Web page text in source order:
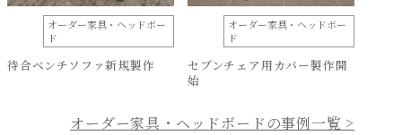
オーダー家具・ヘッドボー
ド
待合ベンチソファ新規製作
オーダー家具・ヘッドボー
ド
セブンチェア用カバー製作開
始
オーダー家具・ヘッドボードの事例一覧 >